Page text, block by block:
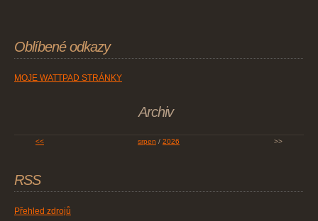
Oblíbené odkazy
MOJE WATTPAD STRÁNKY
Archiv
<< srpen / 2026 >>
RSS
Přehled zdrojů